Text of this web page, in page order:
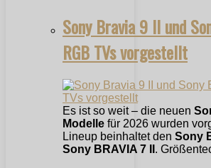
Sony Bravia 9 II und
RGB TVs vorgestellt
Es ist so weit – die neuen
Modelle für 2026 wurden
Lineup beinhaltet den Sony
Sony BRAVIA 7 II .